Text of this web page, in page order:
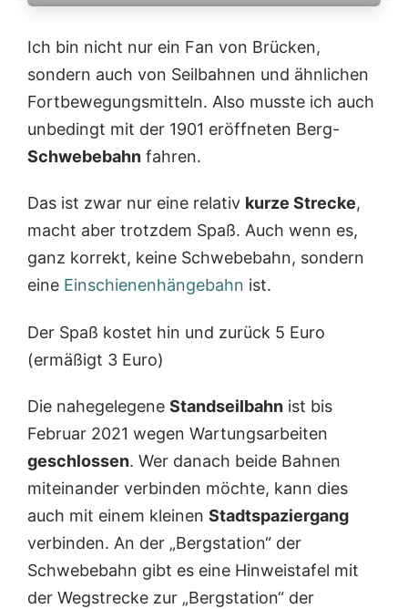
Ich bin nicht nur ein Fan von Brücken,
sondern auch von Seilbahnen und ähnlichen
Fortbewegungsmitteln. Also musste ich auch
unbedingt mit der 1901 eröffneten Berg-
Schwebebahn fahren.
Das ist zwar nur eine relativ kurze Strecke,
macht aber trotzdem Spaß. Auch wenn es,
ganz korrekt, keine Schwebebahn, sondern
eine Einschienenhängebahn ist.
Der Spaß kostet hin und zurück 5 Euro
(ermäßigt 3 Euro)
Die nahegelegene Standseilbahn ist bis
Februar 2021 wegen Wartungsarbeiten
geschlossen. Wer danach beide Bahnen
miteinander verbinden möchte, kann dies
auch mit einem kleinen Stadtspaziergang
verbinden. An der „Bergstation“ der
Schwebebahn gibt es eine Hinweistafel mit
der Wegstrecke zur „Bergstation“ der